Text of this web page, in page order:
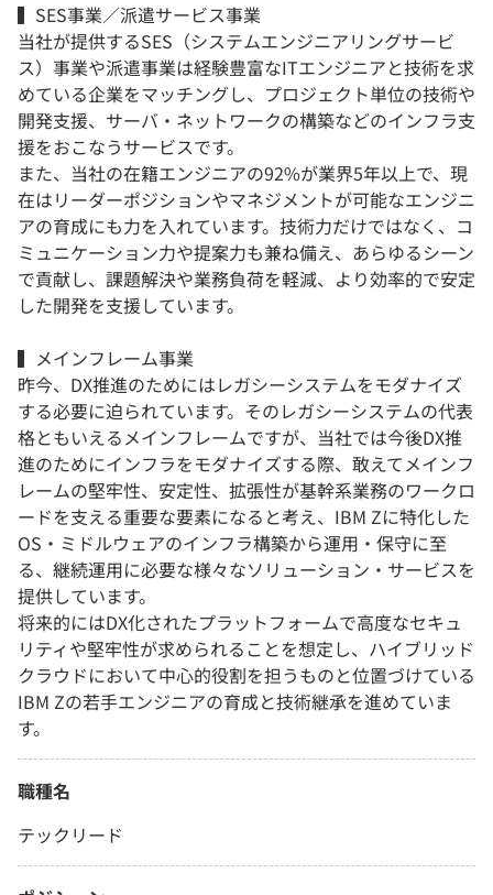
▍SES事業／派遣サービス事業
当社が提供するSES（システムエンジニアリングサービ
ス）事業や派遣事業は経験豊富なITエンジニアと技術を求
めている企業をマッチングし、プロジェクト単位の技術や
開発支援、サーバ・ネットワークの構築などのインフラ支
援をおこなうサービスです。
また、当社の在籍エンジニアの92%が業界5年以上で、現
在はリーダーポジションやマネジメントが可能なエンジニ
アの育成にも力を入れています。技術力だけではなく、コ
ミュニケーション力や提案力も兼ね備え、あらゆるシーン
で貢献し、課題解決や業務負荷を軽減、より効率的で安定
した開発を支援しています。
▍メインフレーム事業
昨今、DX推進のためにはレガシーシステムをモダナイズ
する必要に迫られています。そのレガシーシステムの代表
格ともいえるメインフレームですが、当社では今後DX推
進のためにインフラをモダナイズする際、敢えてメインフ
レームの堅牢性、安定性、拡張性が基幹系業務のワークロ
ードを支える重要な要素になると考え、IBM Zに特化した
OS・ミドルウェアのインフラ構築から運用・保守に至
る、継続運用に必要な様々なソリューション・サービスを
提供しています。
将来的にはDX化されたプラットフォームで高度なセキュ
リティや堅牢性が求められることを想定し、ハイブリッド
クラウドにおいて中心的役割を担うものと位置づけている
IBM Zの若手エンジニアの育成と技術継承を進めていま
す。
職種名
テックリード